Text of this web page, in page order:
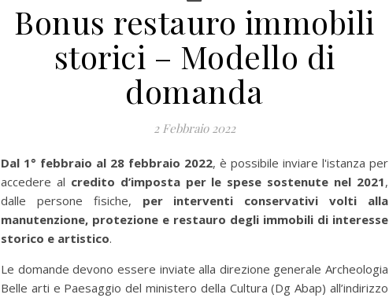
Bonus restauro immobili
storici – Modello di
domanda
2 Febbraio 2022
Dal 1° febbraio al 28 febbraio 2022, è possibile inviare l'istanza per
accedere al credito d’imposta per le spese sostenute nel 2021,
dalle persone fisiche, per interventi conservativi volti alla
manutenzione, protezione e restauro degli immobili di interesse
storico e artistico.
Le domande devono essere inviate alla direzione generale Archeologia
Belle arti e Paesaggio del ministero della Cultura (Dg Abap) all’indirizzo